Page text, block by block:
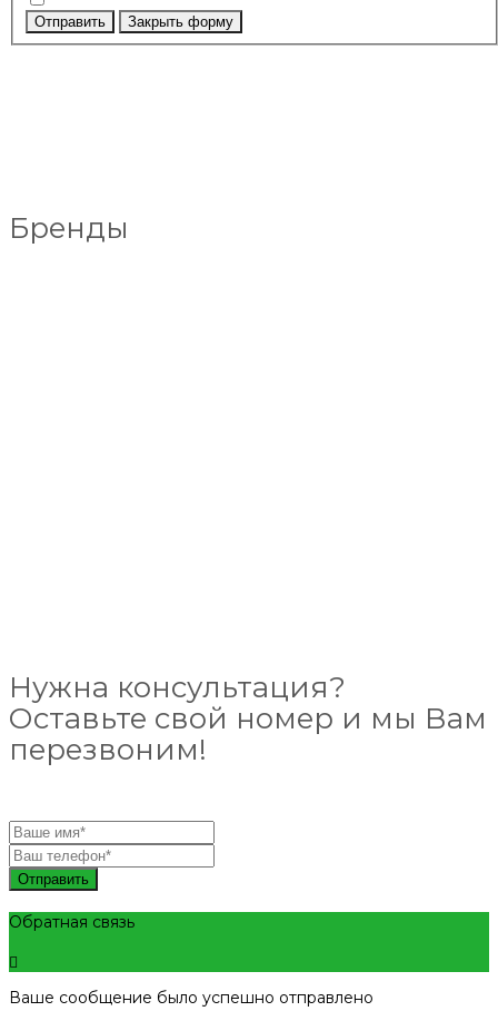
Отправить Закрыть форму
Бренды
Нужна консультация?
Оставьте свой номер и мы Вам
перезвоним!
Отправить
Обратная связь
Ваше сообщение было успешно отправлено